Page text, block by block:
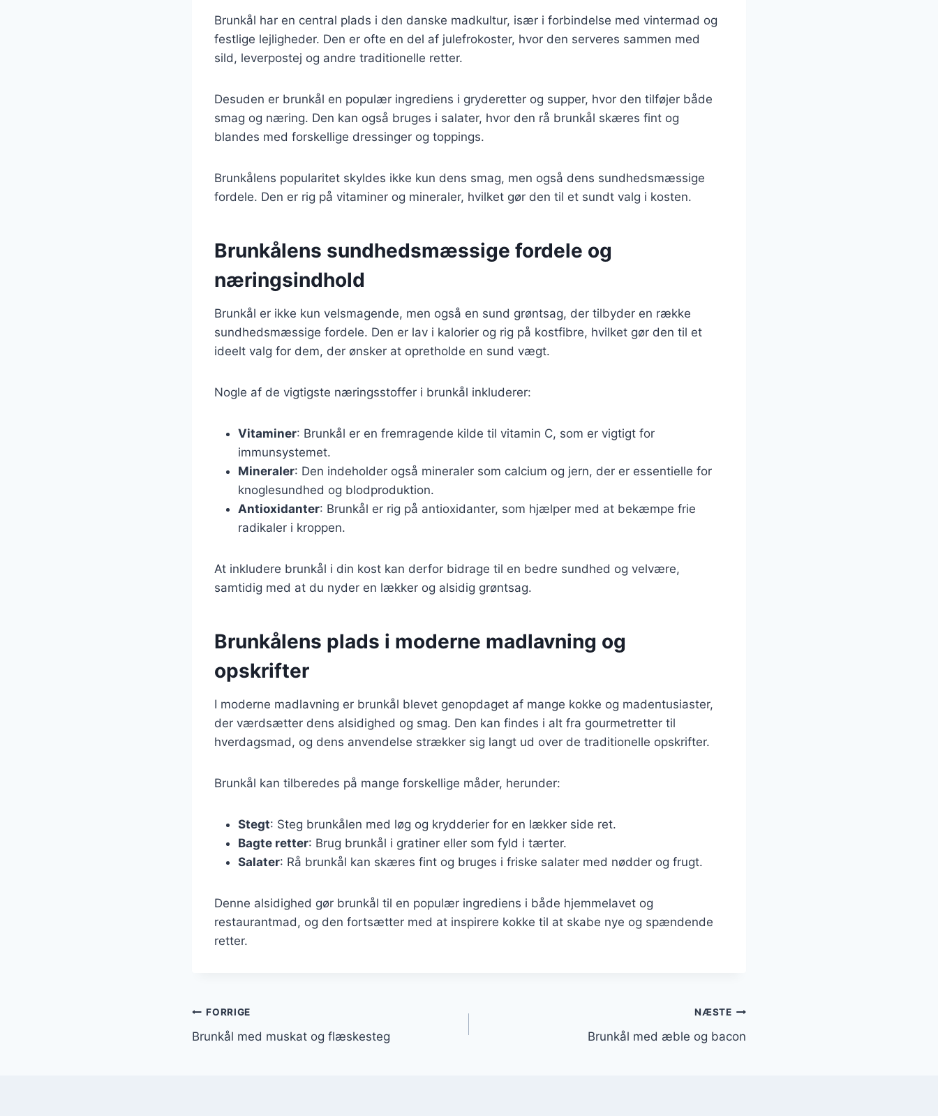
Brunkål har en central plads i den danske madkultur, især i forbindelse med vintermad og
festlige lejligheder. Den er ofte en del af julefrokoster, hvor den serveres sammen med
sild, leverpostej og andre traditionelle retter.
Desuden er brunkål en populær ingrediens i gryderetter og supper, hvor den tilføjer både
smag og næring. Den kan også bruges i salater, hvor den rå brunkål skæres fint og
blandes med forskellige dressinger og toppings.
Brunkålens popularitet skyldes ikke kun dens smag, men også dens sundhedsmæssige
fordele. Den er rig på vitaminer og mineraler, hvilket gør den til et sundt valg i kosten.
Brunkålens sundhedsmæssige fordele og
næringsindhold
Brunkål er ikke kun velsmagende, men også en sund grøntsag, der tilbyder en række
sundhedsmæssige fordele. Den er lav i kalorier og rig på kostfibre, hvilket gør den til et
ideelt valg for dem, der ønsker at opretholde en sund vægt.
Nogle af de vigtigste næringsstoffer i brunkål inkluderer:
Vitaminer: Brunkål er en fremragende kilde til vitamin C, som er vigtigt for
immunsystemet.
Mineraler: Den indeholder også mineraler som calcium og jern, der er essentielle for
knoglesundhed og blodproduktion.
Antioxidanter: Brunkål er rig på antioxidanter, som hjælper med at bekæmpe frie
radikaler i kroppen.
At inkludere brunkål i din kost kan derfor bidrage til en bedre sundhed og velvære,
samtidig med at du nyder en lækker og alsidig grøntsag.
Brunkålens plads i moderne madlavning og
opskrifter
I moderne madlavning er brunkål blevet genopdaget af mange kokke og madentusiaster,
der værdsætter dens alsidighed og smag. Den kan findes i alt fra gourmetretter til
hverdagsmad, og dens anvendelse strækker sig langt ud over de traditionelle opskrifter.
Brunkål kan tilberedes på mange forskellige måder, herunder:
Stegt: Steg brunkålen med løg og krydderier for en lækker side ret.
Bagte retter: Brug brunkål i gratiner eller som fyld i tærter.
Salater: Rå brunkål kan skæres fint og bruges i friske salater med nødder og frugt.
Denne alsidighed gør brunkål til en populær ingrediens i både hjemmelavet og
restaurantmad, og den fortsætter med at inspirere kokke til at skabe nye og spændende
retter.
Indlægsnavigation
FORRIGE
Brunkål med muskat og flæskesteg
NÆSTE
Brunkål med æble og bacon